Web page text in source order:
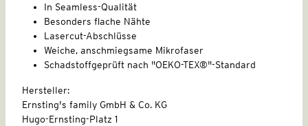
In Seamless-Qualität
Besonders flache Nähte
Lasercut-Abschlüsse
Weiche, anschmiegsame Mikrofaser
Schadstoffgeprüft nach "OEKO-TEX®"-Standard
Hersteller:
Ernsting's family GmbH & Co. KG
Hugo-Ernsting-Platz 1